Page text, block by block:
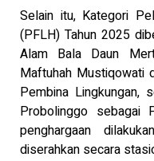
Selain itu, Kategori
(PFLH) Tahun 2025
Alam Bala Daun
Maftuhah Mustiqowati
Pembina Lingkungan,
Probolinggo sebagai
penghargaan
diserahkan secara